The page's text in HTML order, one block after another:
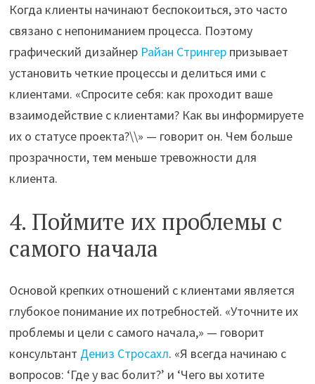
Когда клиенты начинают беспокоиться, это часто
связано с непониманием процесса. Поэтому
графический дизайнер Райан Стрингер призывает
установить четкие процессы и делиться ими с
клиентами. «Спросите себя: как проходит ваше
взаимодействие с клиентами? Как вы информируете
их о статусе проекта?\\» — говорит он. Чем больше
прозрачности, тем меньше тревожности для
клиента.
4. Поймите их проблемы с
самого начала
Основой крепких отношений с клиентами является
глубокое понимание их потребностей. «Уточните их
проблемы и цели с самого начала,» — говорит
консультант Дениз Стросахл. «Я всегда начинаю с
вопросов: ‘Где у вас болит?’ и ‘Чего вы хотите